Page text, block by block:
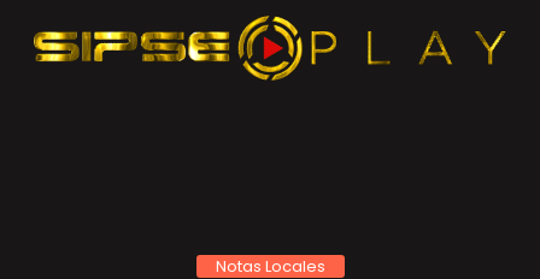
Notas Locales